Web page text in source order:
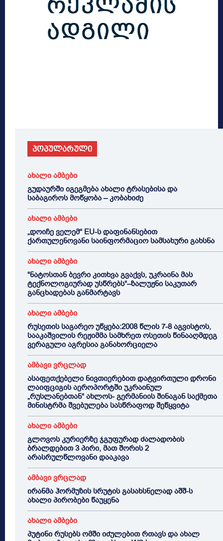
პოპულარული
ახალი ამბები
გუდაურში იგეგმება ახალი ტრასებისა და
საბაგიროს მოწყობა – კობახიძე
ახალი ამბები
„დოიჩე ველემ“ EU-ს დაფინანსებით
ქართულენოვანი საინფორმაციო სამსახური გახსნა
ახალი ამბები
“ნატოსთან ბევრი კითხვა გვაქვს, უკრაინა მას
ტექნოლოგიურად უსწრებს“–ზალუჟნი საკუთარ
განცხადებას განმარტავს
ახალი ამბები
რუსეთის საგარეო უწყება:2008 წლის 7-8 აგვისტოს,
სააკაშვილის რეჟიმმა სამხრეთ ოსეთის წინააღმდეგ
ვერაგული აგრესია განახორციელა
ამბავი ვრცლად
ასაფეთქებელი ნივთიერებით დატვირთული დრონი
ლაიფციგის აეროპორტში უკრაინულ
„რუსლანებთან“ ახლოს- გერმანიის შინაგან საქმეთა
მინისტრმა შვებულება სასწრაფოდ შეწყვიტა
ახალი ამბები
გლოვოს კურიერზე ჯგუფურად ძალადობის
ბრალდებით 3 პირი, მათ შორის 2
არასრულწლოვანი დააკავა
ამბავი ვრცლად
ირანმა ჰორმუზის სრუტის გასახსნელად აშშ-ს
ახალი პირობები წაუყენა
ახალი ამბები
პუტინი რუსებს ომში იძულებით რთავს და ახალ